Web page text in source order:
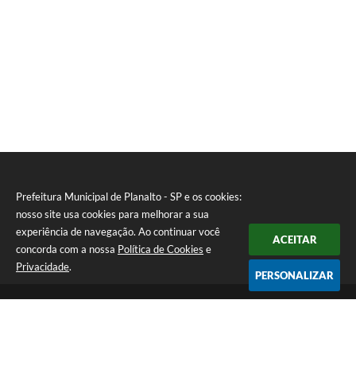
Prefeitura Municipal de Planalto - SP e os cookies:
nosso site usa cookies para melhorar a sua
experiência de navegação. Ao continuar você
concorda com a nossa Política de Cookies e
Privacidade.
ACEITAR
PERSONALIZAR